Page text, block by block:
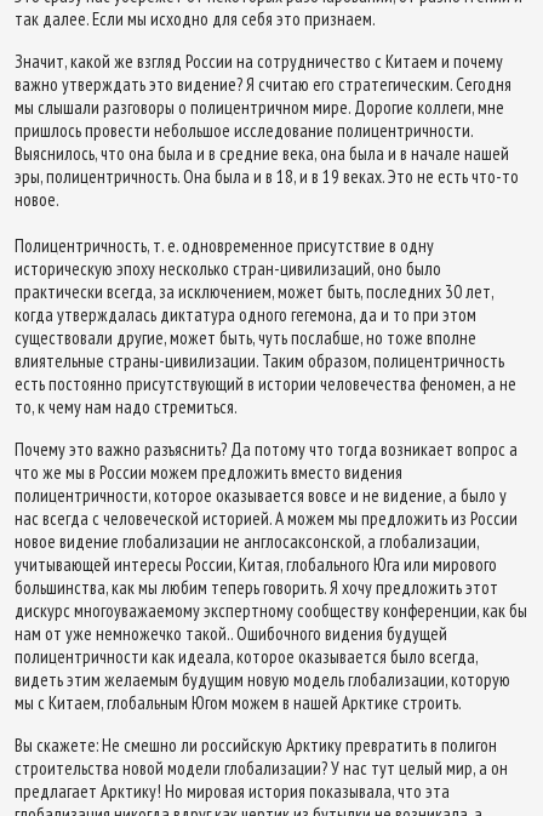
так далее. Если мы исходно для себя это признаем.
Значит, какой же взгляд России на сотрудничество с Китаем и почему
важно утверждать это видение? Я считаю его стратегическим. Сегодня
мы слышали разговоры о полицентричном мире. Дорогие коллеги, мне
пришлось провести небольшое исследование полицентричности.
Выяснилось, что она была и в средние века, она была и в начале нашей
эры, полицентричность. Она была и в 18, и в 19 веках. Это не есть что-то
новое.
Полицентричность, т. е. одновременное присутствие в одну
историческую эпоху несколько стран-цивилизаций, оно было
практически всегда, за исключением, может быть, последних 30 лет,
когда утверждалась диктатура одного гегемона, да и то при этом
существовали другие, может быть, чуть послабше, но тоже вполне
влиятельные страны-цивилизации. Таким образом, полицентричность
есть постоянно присутствующий в истории человечества феномен, а не
то, к чему нам надо стремиться.
Почему это важно разъяснить? Да потому что тогда возникает вопрос а
что же мы в России можем предложить вместо видения
полицентричности, которое оказывается вовсе и не видение, а было у
нас всегда с человеческой историей. А можем мы предложить из России
новое видение глобализации не англосаксонской, а глобализации,
учитывающей интересы России, Китая, глобального Юга или мирового
большинства, как мы любим теперь говорить. Я хочу предложить этот
дискурс многоуважаемому экспертному сообществу конференции, как бы
нам от уже немножечко такой.. Ошибочного видения будущей
полицентричности как идеала, которое оказывается было всегда,
видеть этим желаемым будущим новую модель глобализации, которую
мы с Китаем, глобальным Югом можем в нашей Арктике строить.
Вы скажете: Не смешно ли российскую Арктику превратить в полигон
строительства новой модели глобализации? У нас тут целый мир, а он
предлагает Арктику! Но мировая история показывала, что эта